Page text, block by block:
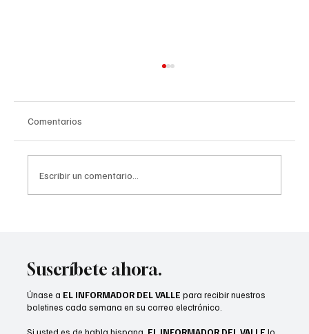
Comentarios
Escribir un comentario...
Suscríbete ahora.
Únase a EL INFORMADOR DEL VALLE para recibir nuestros
boletines cada semana en su correo electrónico.